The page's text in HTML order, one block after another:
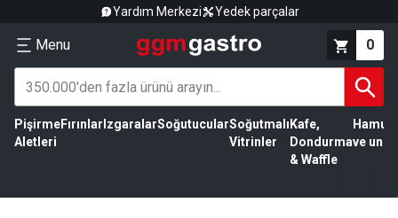
Yardım Merkezi Yedek parçalar
Menu 0
Pişirme
Aletleri
Fırınlar IzgaralarSoğutucularSoğutmalı
Vitrinler
Kafe,
Dondurma
& Waffle
Hamur
ve un